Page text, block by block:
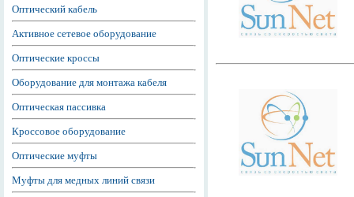
Оптический кабель
Активное сетевое оборудование
Оптические кроссы
Оборудование для монтажа кабеля
Оптическая пассивка
Кроссовое оборудование
Оптические муфты
Муфты для медных линий связи